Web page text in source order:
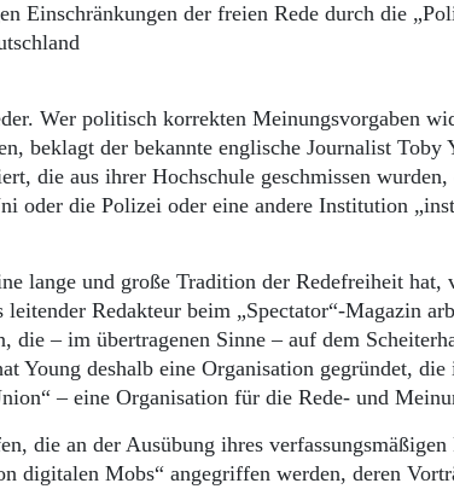
Gesellschaft
Pommern
Berlin-Brandenburg
Schlesien
Danzig und Westpreußen
Einschränkungen der freien Rede durch die
Wer politisch korrekten Meinungsvorgaben
beklagt der bekannte englische Journalist Toby
die aus ihrer Hochschule geschmissen
oder die Polizei oder eine andere Institution
lange und große Tradition der Redefreiheit hat,
Redakteur beim „Spectator“-Magazin
die – im übertragenen Sinne – auf dem
Young deshalb eine Organisation gegründet,
– eine Organisation für die Rede- und
die an der Ausübung ihres verfassungsmäßigen
digitalen Mobs“ angegriffen werden, deren